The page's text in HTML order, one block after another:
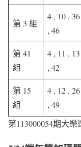
第 3 組
4 , 10 ,
, 46
第 41
組
4 , 11 ,
, 42
第 15
組
4 , 12 ,
, 49
第113000054期大